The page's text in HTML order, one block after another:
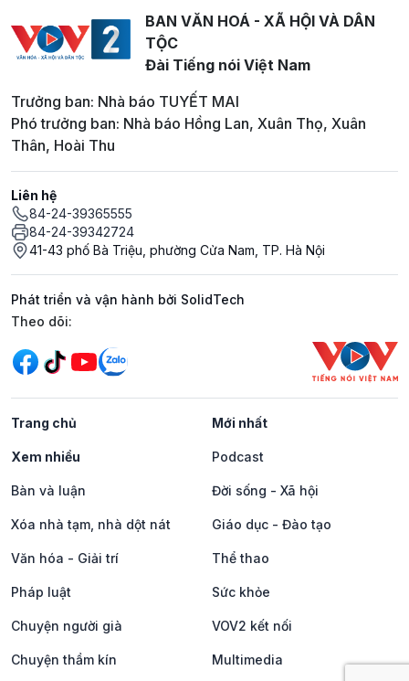
BAN VĂN HOÁ - XÃ HỘI VÀ DÂN
TỘC
Đài Tiếng nói Việt Nam
Trưởng ban: Nhà báo TUYẾT MAI
Phó trưởng ban: Nhà báo Hồng Lan, Xuân Thọ, Xuân
Thân, Hoài Thu
Liên hệ
84-24-39365555
84-24-39342724
41-43 phố Bà Triệu, phường Cửa Nam, TP. Hà Nội
Phát triển và vận hành bởi SolidTech
Mạng xã hội
Theo dõi:
Trang chủ Mới nhất
Xem nhiều Podcast
Bàn và luận Đời sống - Xã hội
Xóa nhà tạm, nhà dột nát Giáo dục - Đào tạo
Văn hóa - Giải trí Thể thao
Pháp luật Sức khỏe
Chuyện người già VOV2 kết nối
Chuyện thầm kín Multimedia